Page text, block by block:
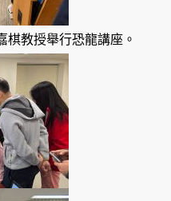
棋教授舉行恐龍講座。